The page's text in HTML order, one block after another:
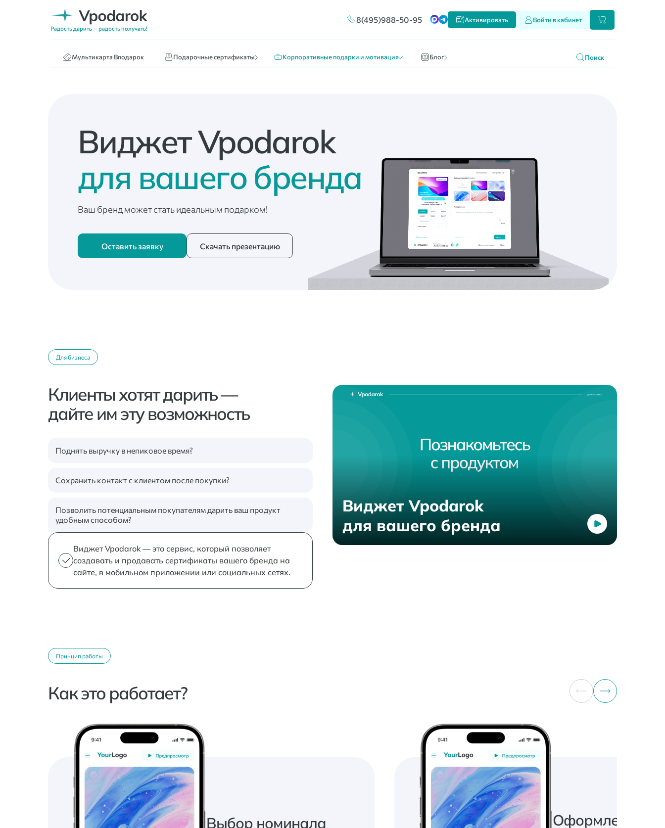
Радость дарить — радость получать!
8(495)988-50-95 Активировать Войти в кабинет
Мультикарта Вподарок Подарочные сертификаты
Кино, театр, развлечения
Книги
Корпоративные подарки и мотивация
Массовые выплаты
Блог
О нас и наших продуктах
Идеи к праздникам
Поиск
Виджет Vpodarok
для вашего бренда
Ваш бренд может стать идеальным подарком!
Оставить заявку Скачать презентацию
Для бизнеса
Клиенты хотят дарить —
дайте им эту возможность
Поднять выручку в непиковое время?
Сохранить контакт с клиентом после покупки?
Позволить потенциальным покупателям дарить ваш продукт
удобным способом?
Виджет Vpodarok — это сервис, который позволяет
создавать и продавать сертификаты вашего бренда на
сайте, в мобильном приложении или социальных сетях.
Виджет Vpodarok
для вашего бренда
Принцип работы
Как это работает?
Выбор номинала
Оформление